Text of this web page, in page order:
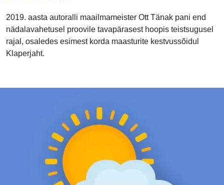
2019. aasta autoralli maailmameister Ott Tänak pani end
nädalavahetusel proovile tavapärasest hoopis teistsugusel
rajal, osaledes esimest korda maasturite kestvussõidul
Klaperjaht.